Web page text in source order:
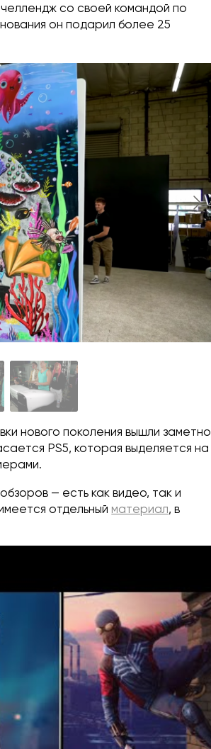
со своей командой по
он подарил более 25
нового поколения вышли заметно
PS5, которая выделяется на
— есть как видео, так и
отдельный материал, в